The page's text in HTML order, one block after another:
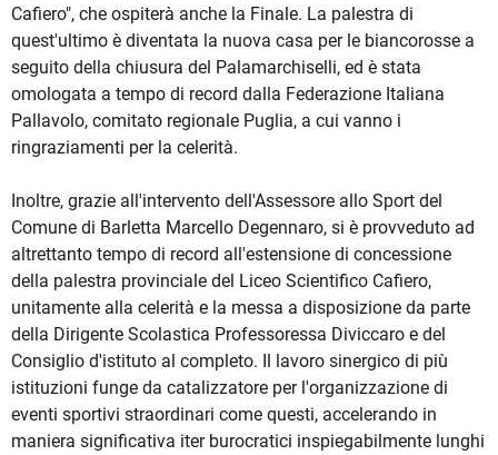
Cafiero", che ospiterà anche la Finale. La palestra di
quest'ultimo è diventata la nuova casa per le biancorosse a
seguito della chiusura del Palamarchiselli, ed è stata
omologata a tempo di record dalla Federazione Italiana
Pallavolo, comitato regionale Puglia, a cui vanno i
ringraziamenti per la celerità.
Inoltre, grazie all'intervento dell'Assessore allo Sport del
Comune di Barletta Marcello Degennaro, si è provveduto ad
altrettanto tempo di record all'estensione di concessione
della palestra provinciale del Liceo Scientifico Cafiero,
unitamente alla celerità e la messa a disposizione da parte
della Dirigente Scolastica Professoressa Diviccaro e del
Consiglio d'istituto al completo. Il lavoro sinergico di più
istituzioni funge da catalizzatore per l'organizzazione di
eventi sportivi straordinari come questi, accelerando in
maniera significativa iter burocratici inspiegabilmente lunghi